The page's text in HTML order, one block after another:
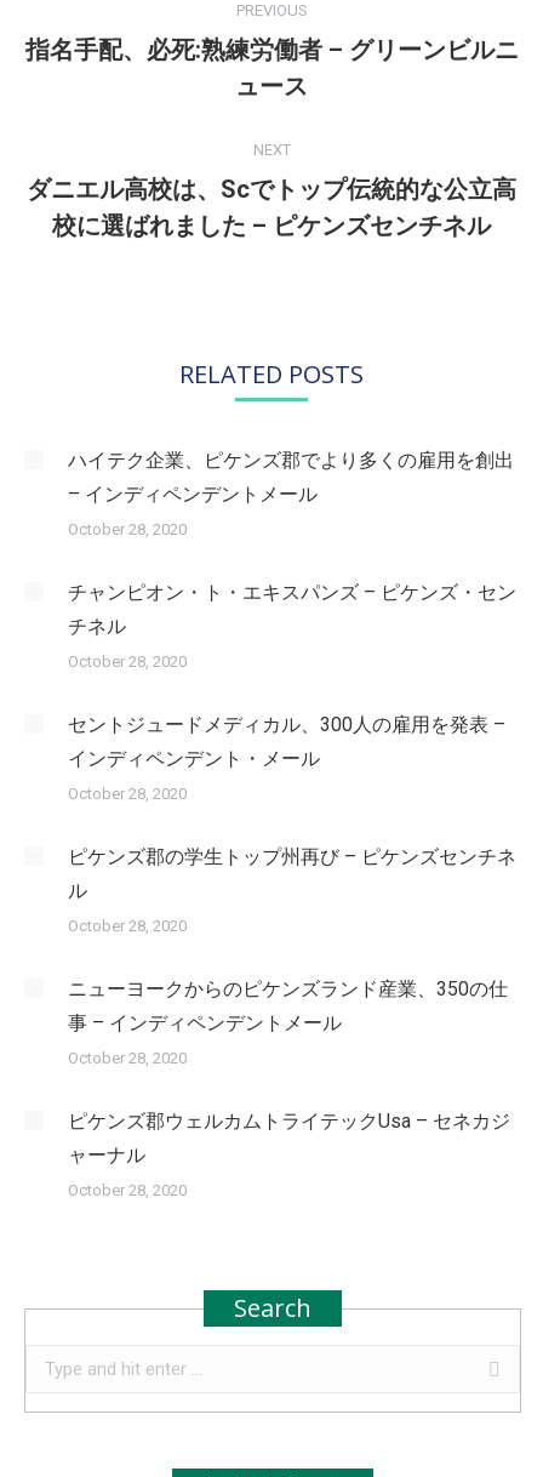
PREVIOUS
Previous
post:
指名手配、必死:熟練労働者 – グリーンビルニ
ュース
NEXT
Next
post:
ダニエル高校は、Scでトップ伝統的な公立高
校に選ばれました – ピケンズセンチネル
RELATED POSTS
ハイテク企業、ピケンズ郡でより多くの雇用を創出
– インディペンデントメール
October 28, 2020
チャンピオン・ト・エキスパンズ – ピケンズ・セン
チネル
October 28, 2020
セントジュードメディカル、300人の雇用を発表 –
インディペンデント・メール
October 28, 2020
ピケンズ郡の学生トップ州再び – ピケンズセンチネ
ル
October 28, 2020
ニューヨークからのピケンズランド産業、350の仕
事 – インディペンデントメール
October 28, 2020
ピケンズ郡ウェルカムトライテックUsa – セネカジ
ャーナル
October 28, 2020
Search
Search: